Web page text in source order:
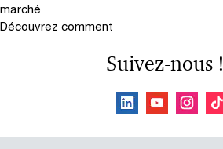
marché
Découvrez comment
Suivez-nous !